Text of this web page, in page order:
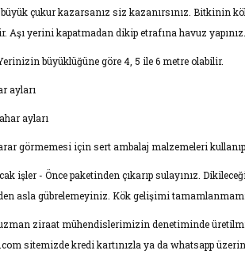
çukur kazarsanız siz kazanırsınız. Bitkinin
Aşı yerini kapatmadan dikip etrafına havuz
büyüklüğüne göre 4, 5 ile 6 metre olabilir.
ayları
ayları
görmemesi için sert ambalaj malzemeleri
işler - Önce paketinden çıkarıp sulayınız.
asla gübrelemeyiniz. Kök gelişimi
ziraat mühendislerimizin denetiminde
sitemizde kredi kartınızla ya da whatsapp